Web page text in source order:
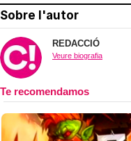
Sobre l'autor
REDACCIÓ
Veure biografia